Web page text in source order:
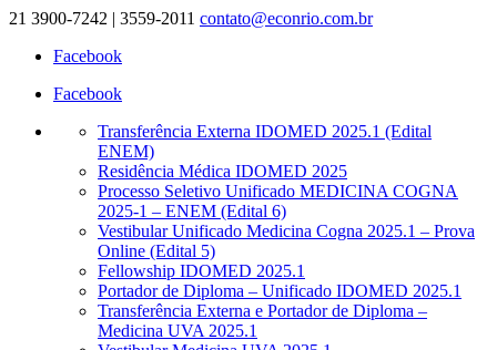
21 3900-7242 | 3559-2011 contato@econrio.com.br
Facebook
Facebook
Transferência Externa IDOMED 2025.1 (Edital
ENEM)
Residência Médica IDOMED 2025
Processo Seletivo Unificado MEDICINA COGNA
2025-1 – ENEM (Edital 6)
Vestibular Unificado Medicina Cogna 2025.1 – Prova
Online (Edital 5)
Fellowship IDOMED 2025.1
Portador de Diploma – Unificado IDOMED 2025.1
Transferência Externa e Portador de Diploma –
Medicina UVA 2025.1